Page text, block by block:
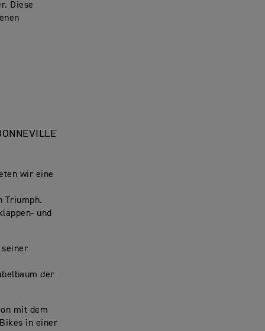
Diese
wir eine
Triumph.
und
der
mit dem
in einer